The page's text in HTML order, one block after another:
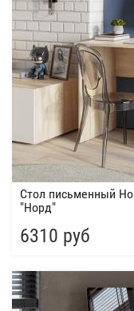
Стол письменный
"Норд"
6310 руб